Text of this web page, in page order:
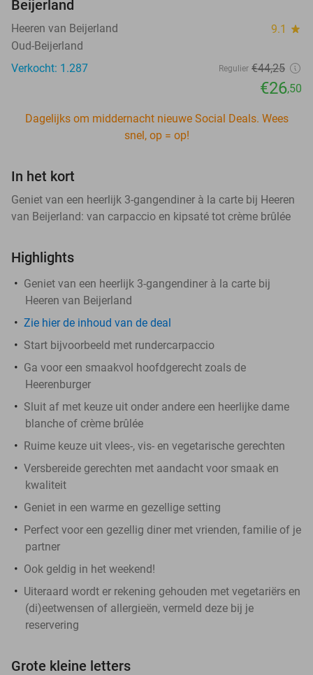
Beijerland
Heeren van Beijerland 9.1 star
Oud-Beijerland
Verkocht: 1.287
Regulier €44,25
€26,50
Dagelijks om middernacht nieuwe Social Deals. Wees
snel, op = op!
In het kort
Geniet van een heerlijk 3-gangendiner à la carte bij Heeren
van Beijerland: van carpaccio en kipsaté tot crème brûlée
Highlights
Geniet van een heerlijk 3-gangendiner à la carte bij
Heeren van Beijerland
Zie hier de inhoud van de deal
Start bijvoorbeeld met rundercarpaccio
Ga voor een smaakvol hoofdgerecht zoals de
Heerenburger
Sluit af met keuze uit onder andere een heerlijke dame
blanche of crème brûlée
Ruime keuze uit vlees-, vis- en vegetarische gerechten
Versbereide gerechten met aandacht voor smaak en
kwaliteit
Geniet in een warme en gezellige setting
Perfect voor een gezellig diner met vrienden, familie of je
partner
Ook geldig in het weekend!
Uiteraard wordt er rekening gehouden met vegetariërs en
(di)eetwensen of allergieën, vermeld deze bij je
reservering
Grote kleine letters